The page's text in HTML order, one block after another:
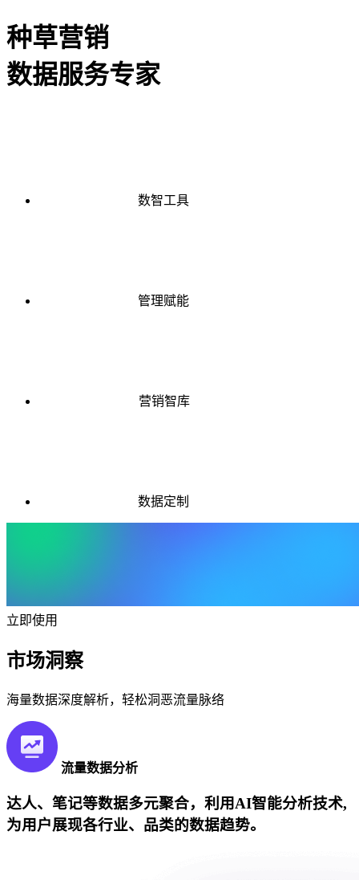
种草营销
数据服务专家
数智工具
管理赋能
营销智库
数据定制
立即使用
市场洞察
海量数据深度解析，轻松洞恶流量脉络
流量数据分析
达人、笔记等数据多元聚合，利用AI智能分析技术,
为用户展现各行业、品类的数据趋势。